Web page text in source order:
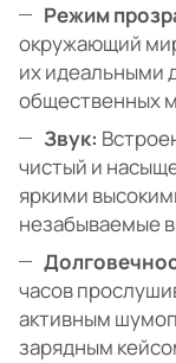
Режим
окружающий
их идеальными
общественных
Звук:
чистый и
яркими
незабываемые
часов
активным
зарядным